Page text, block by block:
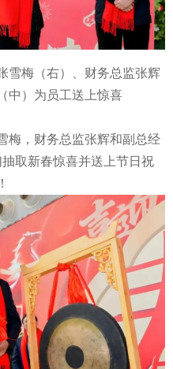
雪梅（右）、财务总监张辉
中）为员工送上惊喜
梅，财务总监张辉和副总经
取新春惊喜并送上节日祝